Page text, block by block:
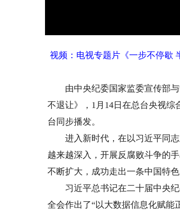
视频：电视专题片《一步不停歇
由中央纪委国家监委宣传部与
不退让》，1月14日在总台央视
台同步播发。
进入新时代，在以习近平同志
越来越深入，开展反腐败斗争的
不断扩大，成功走出一条中国特色
习近平总书记在二十届中央纪
全会作出了“以大数据信息化赋能